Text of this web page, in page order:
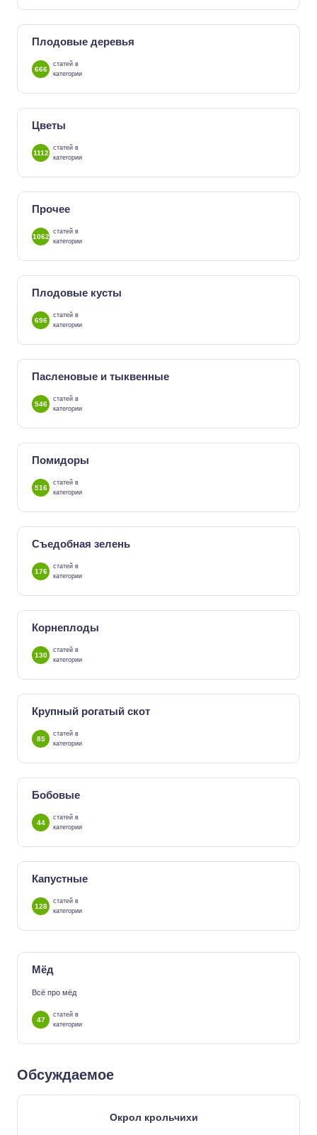
Плодовые деревья
666
статей в
категории
Цветы
1112
статей в
категории
Прочее
1062
статей в
категории
Плодовые кусты
696
статей в
категории
Пасленовые и тыквенные
546
статей в
категории
Помидоры
516
статей в
категории
Съедобная зелень
176
статей в
категории
Корнеплоды
130
статей в
категории
Крупный рогатый скот
85
статей в
категории
Бобовые
44
статей в
категории
Капустные
128
статей в
категории
Мёд
Всё про мёд
47
статей в
категории
Обсуждаемое
Окрол крольчихи